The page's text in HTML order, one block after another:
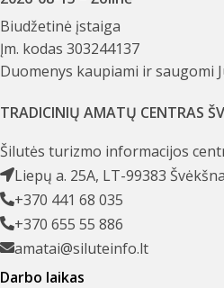
Biudžetinė įstaiga
Įm. kodas 303244137
Duomenys kaupiami ir saugomi
TRADICINIŲ AMATŲ CENTRAS
Šilutės turizmo informacijos
Liepų a. 25A, LT-99383 Švėkšna
+370 441 68 035
+370 655 55 886
amatai@siluteinfo.lt
Darbo laikas